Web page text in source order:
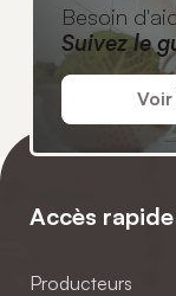
Besoin
Suivez le
Accès rapide
Producteurs